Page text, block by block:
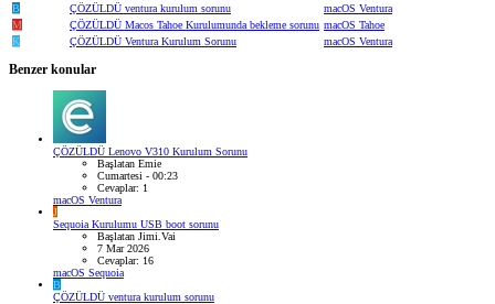
B
ÇÖZÜLDÜ ventura kurulum sorunu
macOS Ventura
M
ÇÖZÜLDÜ Macos Tahoe Kurulumunda bekleme sorunu macOS Tahoe
K
ÇÖZÜLDÜ Ventura Kurulum Sorunu macOS Ventura
Benzer konular
ÇÖZÜLDÜ Lenovo V310 Kurulum Sorunu
Başlatan Emie
Cumartesi - 00:23
Cevaplar: 1
macOS Ventura
J
Sequoia Kurulumu USB boot sorunu
Başlatan Jimi.Vai
7 Mar 2026
Cevaplar: 16
macOS Sequoia
B
ÇÖZÜLDÜ ventura kurulum sorunu